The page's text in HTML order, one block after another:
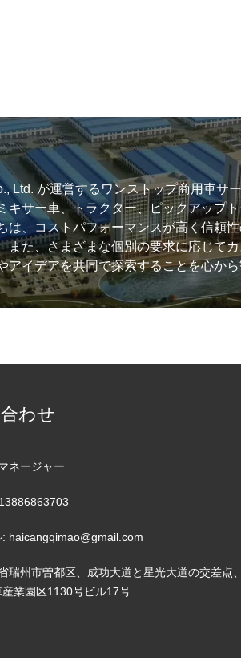
Ltd. が運営するワンストップ商用車サ
サー車、トラクター、ピックアップ
、コストパフォーマンスが高く信頼
た、さまざまな個別の要求に応じて
イデアを共同で探索することを心か
わせ
ネージャー
haicangqimao@gmail.com
瑞州市曽都区、成功大道と星光大道の交差点、
産業園区1130号ビル17号